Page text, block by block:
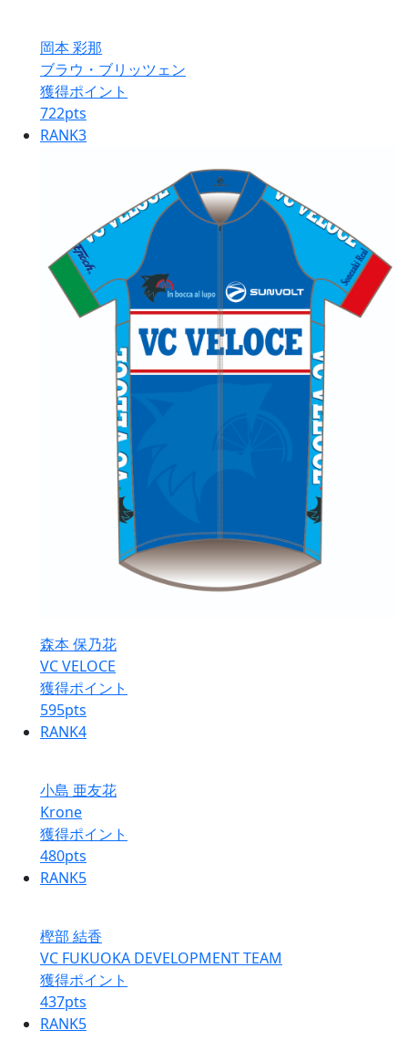
岡本 彩那
ブラウ・ブリッツェン
獲得ポイント
722pts
RANK3
森本 保乃花
VC VELOCE
獲得ポイント
595pts
RANK4
小島 亜友花
Krone
獲得ポイント
480pts
RANK5
樫部 結香
VC FUKUOKA DEVELOPMENT TEAM
獲得ポイント
437pts
RANK5